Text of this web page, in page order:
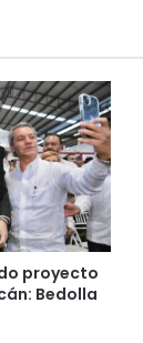
proyecto
Bedolla